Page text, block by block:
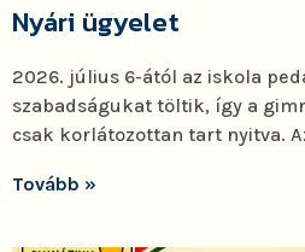
Nyári ügyelet
2026. július 6-ától az iskola
szabadságukat töltik, így a
csak korlátozottan tart nyitva.
Tovább »